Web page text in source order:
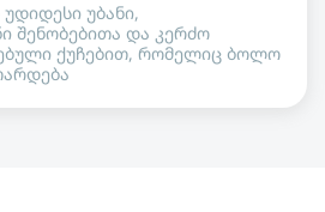
უბანი,
შენობებითა და კერძო
ქუჩებით, რომელიც ბოლო